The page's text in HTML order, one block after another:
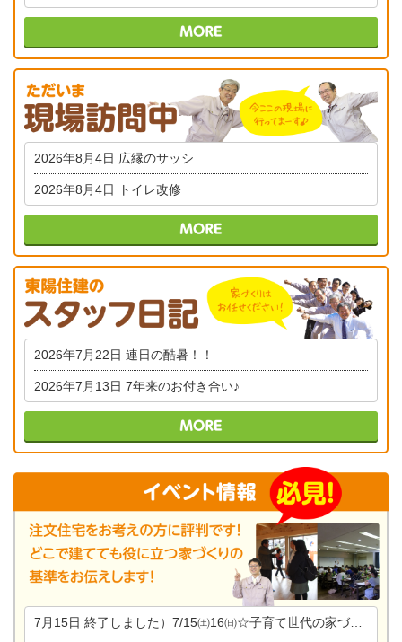
2026年8月4日 広縁のサッシ
2026年8月4日 トイレ改修
2026年7月22日 連日の酷暑！！
2026年7月13日 7年来のお付き合い♪
7月15日 終了しました）7/15㈯16㈰☆子育て世代の家づくり相談会